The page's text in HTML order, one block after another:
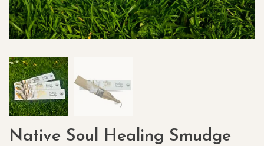
Native Soul Healing Smudge